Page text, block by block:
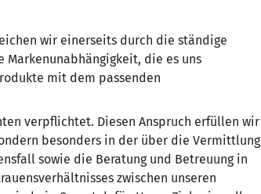
wir einerseits durch die ständige
Markenunabhängigkeit, die es uns
mit dem passenden
verpflichtet. Diesen Anspruch erfüllen wir
besonders in der über die Vermittlung
sowie die Beratung und Betreuung in
zwischen unseren